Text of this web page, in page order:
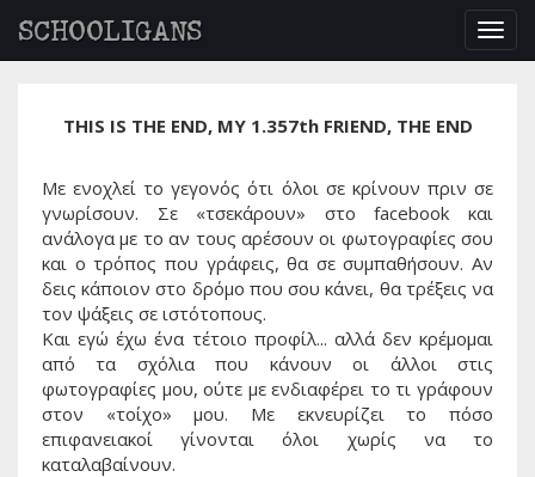
SCHOOLIGANS
THIS IS THE END, MY 1.357th FRIEND, THE END
Με ενοχλεί το γεγονός ότι όλοι σε κρίνουν πριν σε
γνωρίσουν. Σε «τσεκάρουν» στο facebook και
ανάλογα με το αν τους αρέσουν οι φωτογραφίες σου
και ο τρόπος που γράφεις, θα σε συμπαθήσουν. Αν
δεις κάποιον στο δρόμο που σου κάνει, θα τρέξεις να
τον ψάξεις σε ιστότοπους.
Και εγώ έχω ένα τέτοιο προφίλ... αλλά δεν κρέμομαι
από τα σχόλια που κάνουν οι άλλοι στις
φωτογραφίες μου, ούτε με ενδιαφέρει το τι γράφουν
στον «τοίχο» μου. Με εκνευρίζει το πόσο
επιφανειακοί γίνονται όλοι χωρίς να το
καταλαβαίνουν.